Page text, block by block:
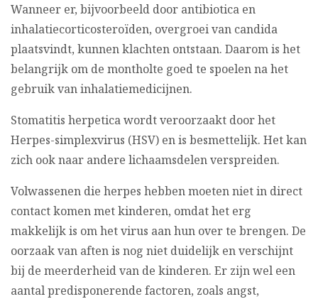
Wanneer er, bijvoorbeeld door antibiotica en
inhalatiecorticosteroïden, overgroei van candida
plaatsvindt, kunnen klachten ontstaan. Daarom is het
belangrijk om de montholte goed te spoelen na het
gebruik van inhalatiemedicijnen.
Stomatitis herpetica wordt veroorzaakt door het
Herpes-simplexvirus (HSV) en is besmettelijk. Het kan
zich ook naar andere lichaamsdelen verspreiden.
Volwassenen die herpes hebben moeten niet in direct
contact komen met kinderen, omdat het erg
makkelijk is om het virus aan hun over te brengen. De
oorzaak van aften is nog niet duidelijk en verschijnt
bij de meerderheid van de kinderen. Er zijn wel een
aantal predisponerende factoren, zoals angst,